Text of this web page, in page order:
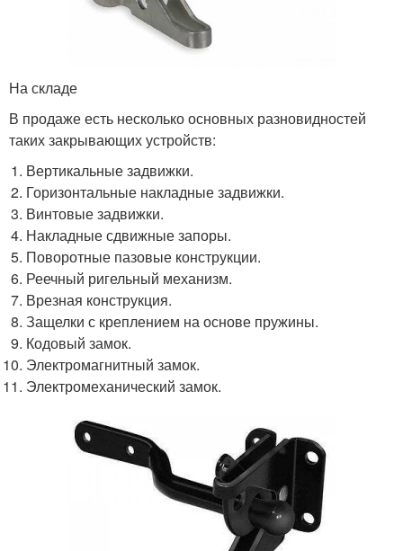
На складе
В продаже есть несколько основных разновидностей
таких закрывающих устройств:
Вертикальные задвижки.
Горизонтальные накладные задвижки.
Винтовые задвижки.
Накладные сдвижные запоры.
Поворотные пазовые конструкции.
Реечный ригельный механизм.
Врезная конструкция.
Защелки с креплением на основе пружины.
Кодовый замок.
Электромагнитный замок.
Электромеханический замок.